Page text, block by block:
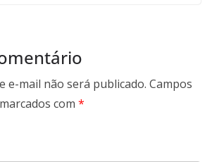
e-mail não será publicado. Campos
com *